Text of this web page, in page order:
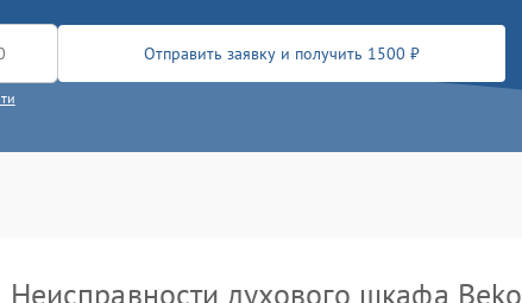
Отправить заявку и получить 1500 ₽
Неисправности духового шкафа Beko